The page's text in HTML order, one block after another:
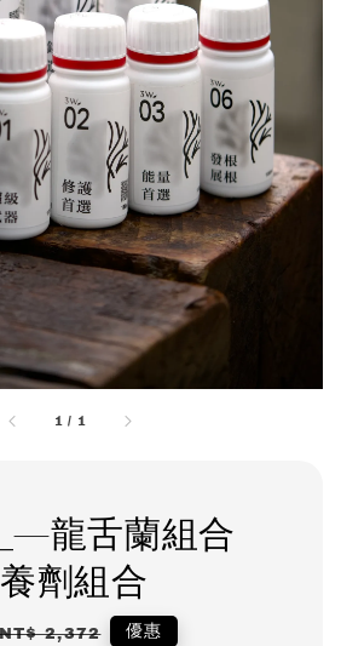
1 / 1
龍舌蘭組合
劑組合
2,372 優惠